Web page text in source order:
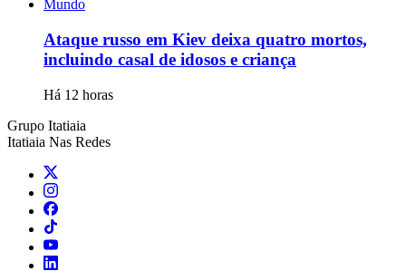
Mundo
Ataque russo em Kiev deixa quatro mortos,
incluindo casal de idosos e criança
Há 12 horas
Grupo Itatiaia
Itatiaia Nas Redes